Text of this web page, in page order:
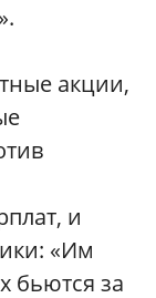
акции,
и
«Им
бьются за